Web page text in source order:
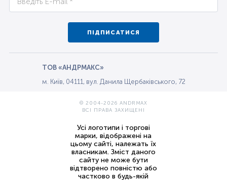
ПІДПИСАТИСЯ
ТОВ «АНДРМАКС»
м. Київ, 04111, вул. Данила Щербаківського, 72
© 2004-2026 ANDRMAX
ВСІ ПРАВА ЗАХИЩЕНІ
Усі логотипи і торгові
марки, відображені на
цьому сайті, належать їх
власникам. Зміст даного
сайту не може бути
відтворено повністю або
частково в будь-якій